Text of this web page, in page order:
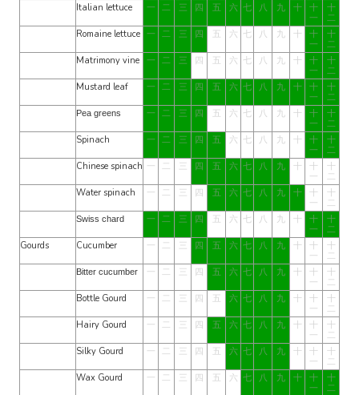
Italian lettuce
一 二 三 四 五 六 七 八 九 十
十
一
十
二
Romaine lettuce 一 二 三 四 五 六 七 八 九 十
十
一
十
二
Matrimony vine 一 二 三 四 五 六 七 八 九 十
十
一
十
二
Mustard leaf
一 二 三 四 五 六 七 八 九 十
十
一
十
二
Pea greens 一 二 三 四 五 六 七 八 九 十
十
一
十
二
Spinach
一 二 三 四 五 六 七 八 九 十
十
一
十
二
Chinese spinach 一 二 三 四 五 六 七 八 九 十
十
一
十
二
Water spinach
一 二 三 四 五 六 七 八 九 十
十
一
十
二
Swiss chard 一 二 三 四 五 六 七 八 九 十
十
一
十
二
Gourds
Cucumber 一 二 三 四 五 六 七 八 九 十
十
一
十
二
Bitter cucumber 一 二 三 四 五 六 七 八 九 十
十
一
十
二
Bottle Gourd
一 二 三 四 五 六 七 八 九 十
十
一
十
二
Hairy Gourd
一 二 三 四 五 六 七 八 九 十
十
一
十
二
Silky Gourd
一 二 三 四 五 六 七 八 九 十
十
一
十
二
Wax Gourd
一 二 三 四 五 六 七 八 九 十
十
一
十
二